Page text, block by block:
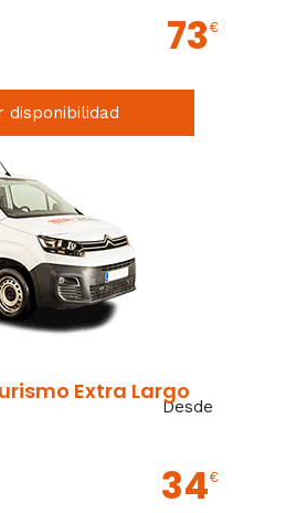
73 €
disponibilidad
Extra Largo
Desde
34€